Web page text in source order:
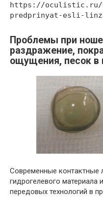
https://oculistic.ru/
predprinyat-esli-
Проблемы при
раздражение,
ощущения, песок в
Современные контактные
гидрогелевого материала
передовых технологий в